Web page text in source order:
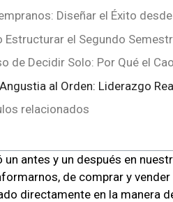
Diseñar el Éxito
Estructurar el Segundo
de Decidir Solo: Por Qué el
al Orden: Liderazgo
relacionados
un antes y un después en
de comprar y
directamente en la manera